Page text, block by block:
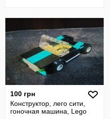
100 грн
Конструктор, лего сити,
гоночная машина, Lego